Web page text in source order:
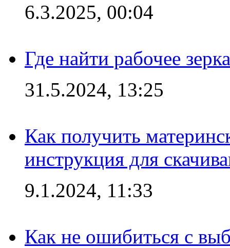
6.3.2025, 00:04
Где найти рабочее
31.5.2024, 13:25
Как получить
инструкция для
9.1.2024, 11:33
Как не ошибиться с